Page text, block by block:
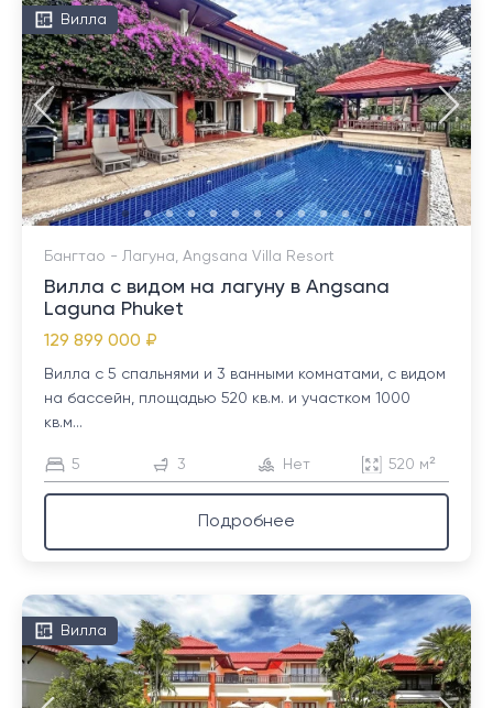
Вилла
Бангтао - Лагуна, Angsana Villa Resort
Вилла с видом на лагуну в Angsana
Laguna Phuket
129 899 000 ₽
Вилла с 5 спальнями и 3 ванными комнатами, с видом
на бассейн, площадью 520 кв.м. и участком 1000
кв.м...
5 3 Нет 520 м²
Подробнее
Вилла